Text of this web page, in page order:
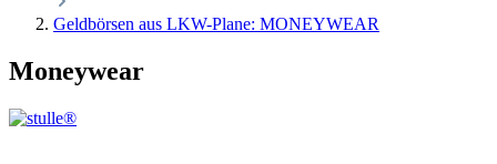
Geldbörsen aus LKW-Plane: MONEYWEAR
Moneywear